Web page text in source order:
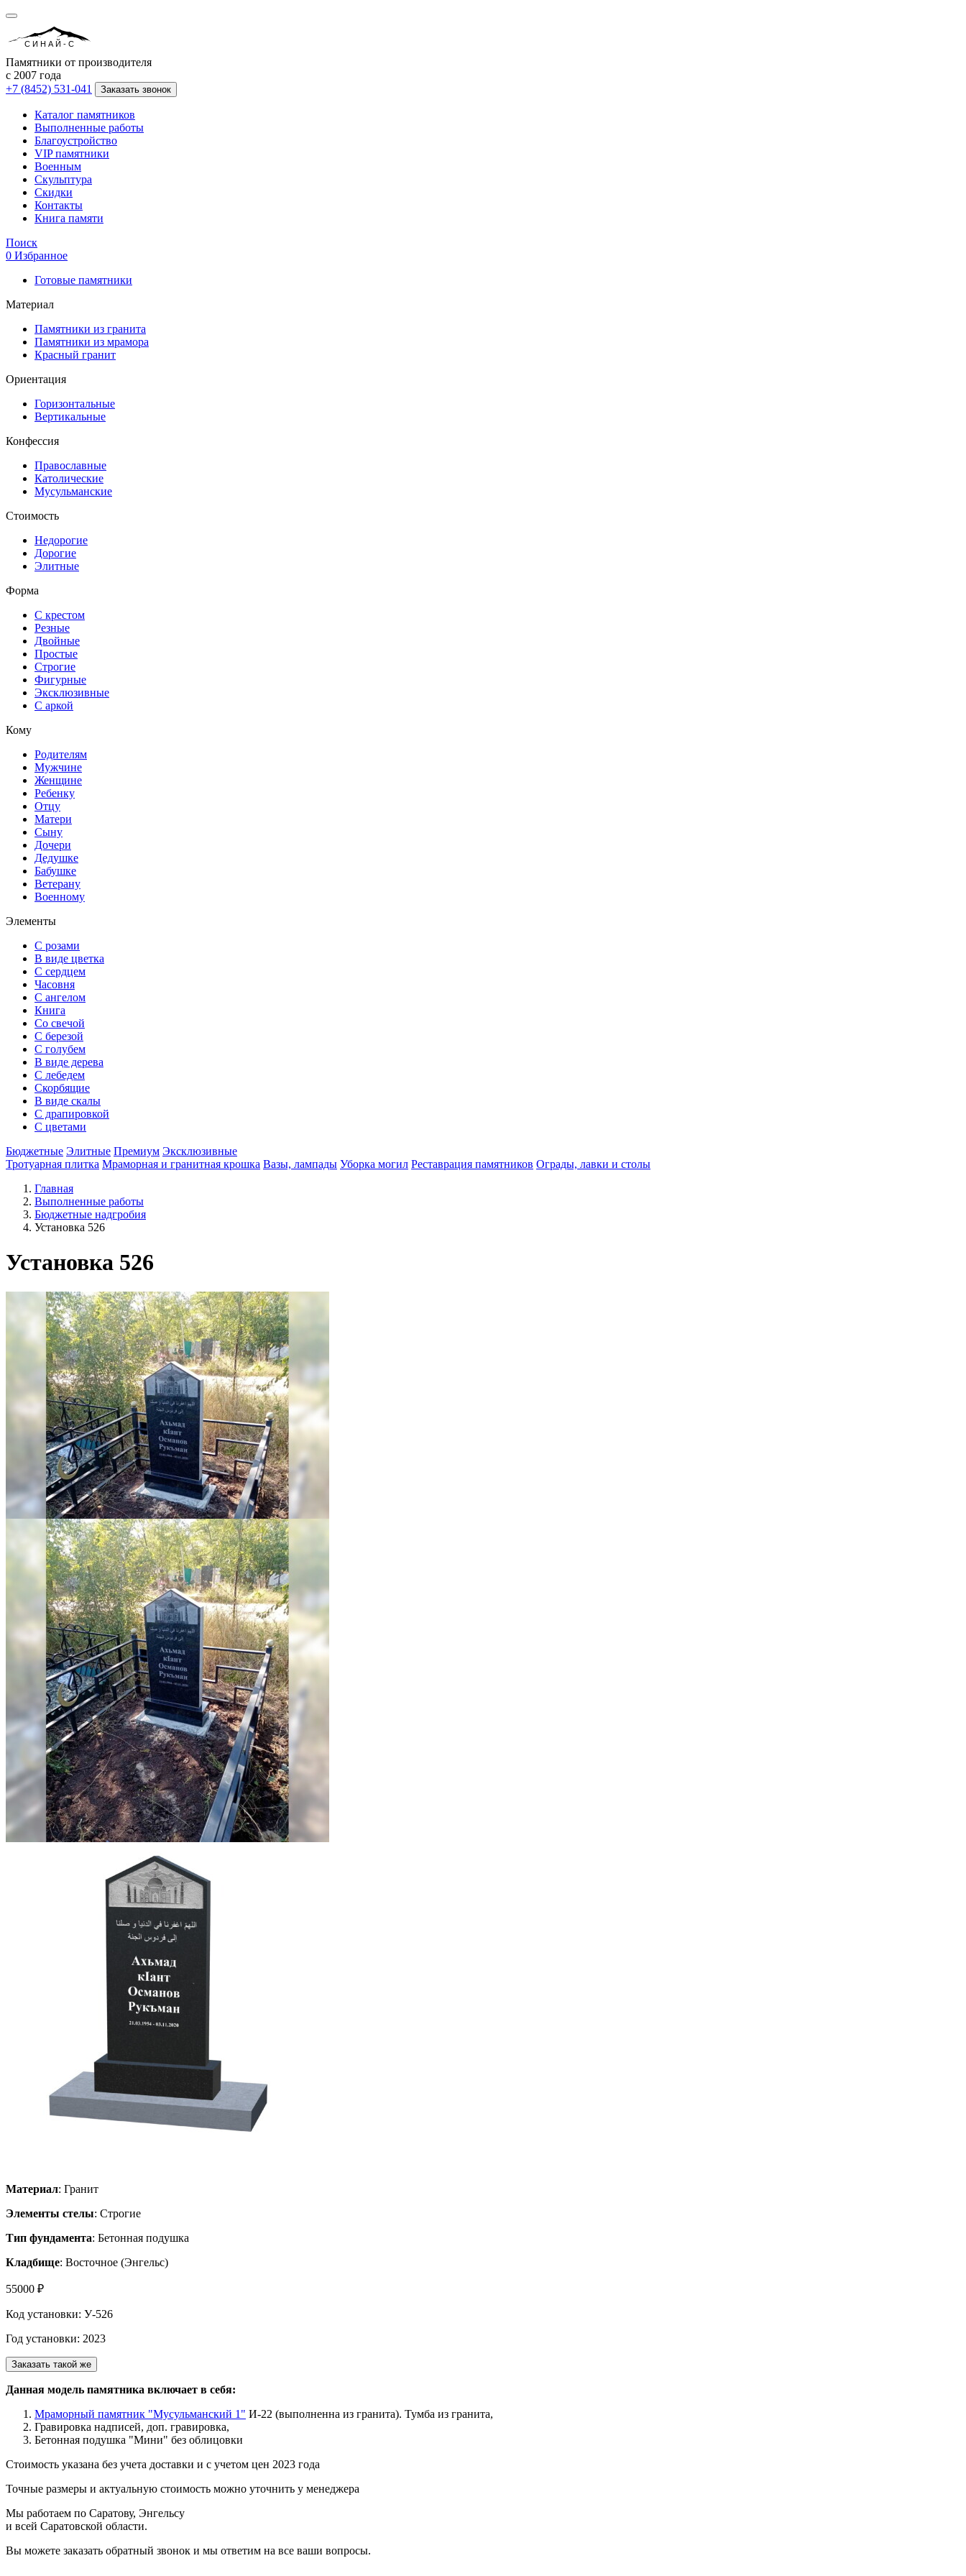
СИНАЙ-С
Памятники от производителя
с 2007 года
+7 (8452) 531-041
Заказать звонок
Каталог памятников
Выполненные работы
Благоустройство
VIP памятники
Военным
Скульптура
Скидки
Контакты
Книга памяти
Поиск
0 Избранное
Готовые памятники
Материал
Памятники из гранита
Памятники из мрамора
Красный гранит
Ориентация
Горизонтальные
Вертикальные
Конфессия
Православные
Католические
Мусульманские
Стоимость
Недорогие
Дорогие
Элитные
Форма
С крестом
Резные
Двойные
Простые
Строгие
Фигурные
Эксклюзивные
С аркой
Кому
Родителям
Мужчине
Женщине
Ребенку
Отцу
Матери
Сыну
Дочери
Дедушке
Бабушке
Ветерану
Военному
Элементы
С розами
В виде цветка
С сердцем
Часовня
С ангелом
Книга
Со свечой
С березой
С голубем
В виде дерева
С лебедем
Скорбящие
В виде скалы
С драпировкой
С цветами
Бюджетные Элитные Премиум Эксклюзивные
Тротуарная плитка Мраморная и гранитная крошка Вазы, лампады Уборка могил Реставрация памятников Ограды, лавки и столы
Главная
Выполненные работы
Бюджетные надгробия
Установка 526
Установка 526
Материал: Гранит
Элементы стелы: Строгие
Тип фундамента: Бетонная подушка
Кладбище: Восточное (Энгельс)
55000 ₽
Код установки: У-526
Год установки: 2023
Заказать такой же
Данная модель памятника включает в себя:
Мраморный памятник "Мусульманский 1" И-22 (выполненна из гранита). Тумба из гранита,
Гравировка надписей, доп. гравировка,
Бетонная подушка "Мини" без облицовки
Стоимость указана без учета доставки и с учетом цен 2023 года
Точные размеры и актуальную стоимость можно уточнить у менеджера
Мы работаем по Саратову, Энгельсу
и всей Саратовской области.
Вы можете заказать обратный звонок и мы ответим на все ваши вопросы.